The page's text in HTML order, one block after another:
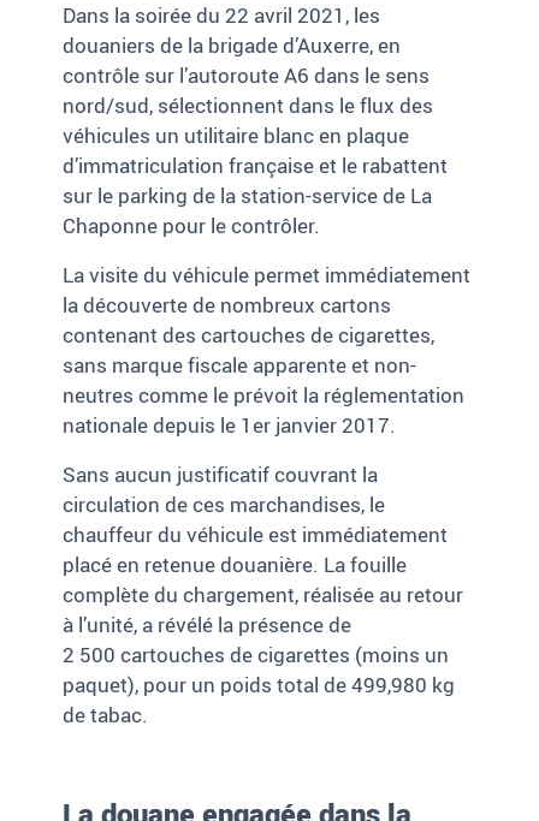
Dans la soirée du 22 avril 2021, les
douaniers de la brigade d’Auxerre, en
contrôle sur l’autorouteA6 dans le sens
nord/sud, sélectionnent dans le flux des
véhicules un utilitaire blanc en plaque
d’immatriculation française et le rabattent
sur le parking de la station-service de La
Chaponne pour le contrôler.
La visite du véhicule permet immédiatement
la découverte de nombreux cartons
contenant des cartouches de cigarettes,
sans marque fiscale apparente et non-
neutres comme le prévoit la réglementation
nationale depuis le 1er janvier 2017.
Sans aucun justificatif couvrant la
circulation de ces marchandises, le
chauffeur du véhicule est immédiatement
placé en retenue douanière. La fouille
complète du chargement, réalisée au retour
à l’unité, a révélé la présence de
2 500 cartouches de cigarettes (moins un
paquet), pour un poids total de 499,980 kg
de tabac.